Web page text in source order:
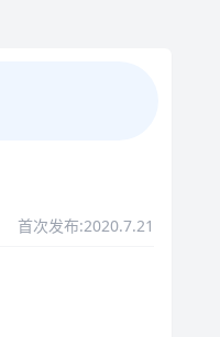
首次发布:2020.7.21